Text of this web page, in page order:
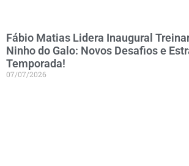
Fábio Matias Lidera Inaugural
Ninho do Galo: Novos Desafios e
Temporada!
07/07/2026